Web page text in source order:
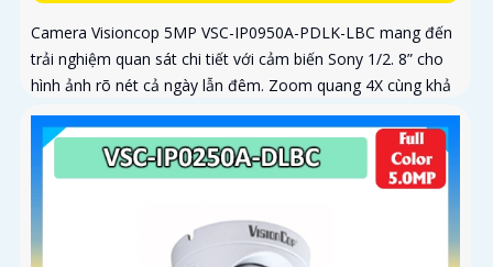
Camera Visioncop 5MP VSC-IP0950A-PDLK-LBC mang đến
trải nghiệm quan sát chi tiết với cảm biến Sony 1/2. 8” cho
hình ảnh rõ nét cả ngày lẫn đêm. Zoom quang 4X cùng khả
năng xoay...